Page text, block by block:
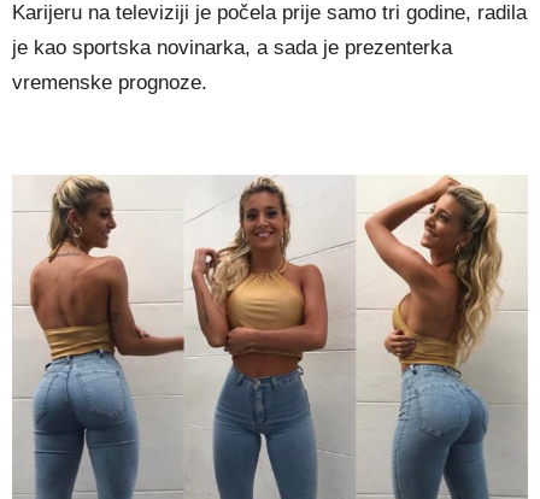
Karijeru na televiziji je počela prije samo tri godine, radila
je kao sportska novinarka, a sada je prezenterka
vremenske prognoze.